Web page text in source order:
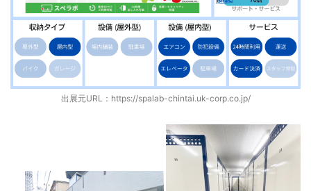
出展元URL： https://spalab-chintai.uk-corp.co.jp/